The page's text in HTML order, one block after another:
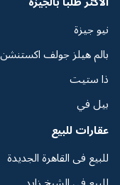
نيو جيزة
بالم هيلز جولف اكستنشن
ذا ستيت
بيل في
عقارات للبيع
للبيع فى القاهرة الجديدة
للبيع فى الشيخ زايد